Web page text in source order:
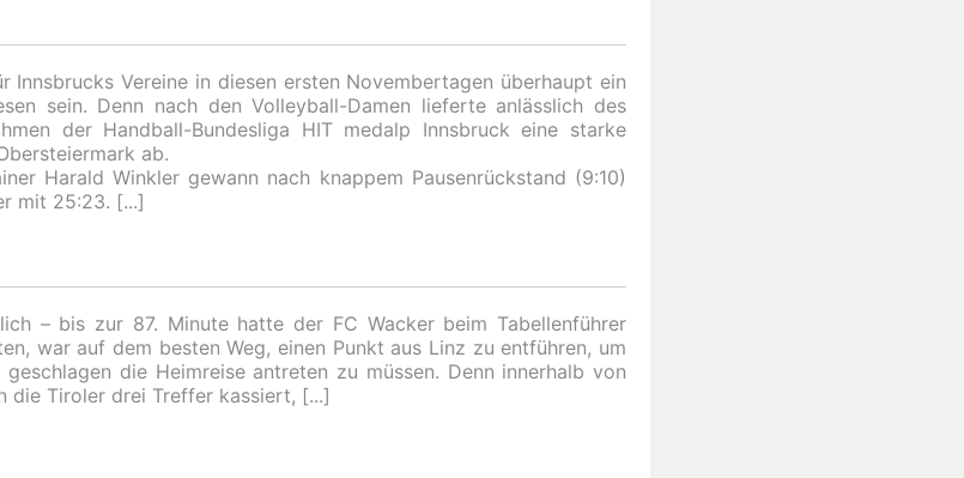
Innsbrucks Vereine in diesen ersten Novembertagen überhaupt ein
sein. Denn nach den Volleyball-Damen lieferte anlässlich des
der Handball-Bundesliga HIT medalp Innsbruck eine starke
ab.
Harald Winkler gewann nach knappem Pausenrückstand (9:10)
mit 25:23.
– bis zur 87. Minute hatte der FC Wacker beim Tabellenführer
war auf dem besten Weg, einen Punkt aus Linz zu entführen, um
die Heimreise antreten zu müssen. Denn innerhalb von
die Tiroler drei Treffer kassiert,